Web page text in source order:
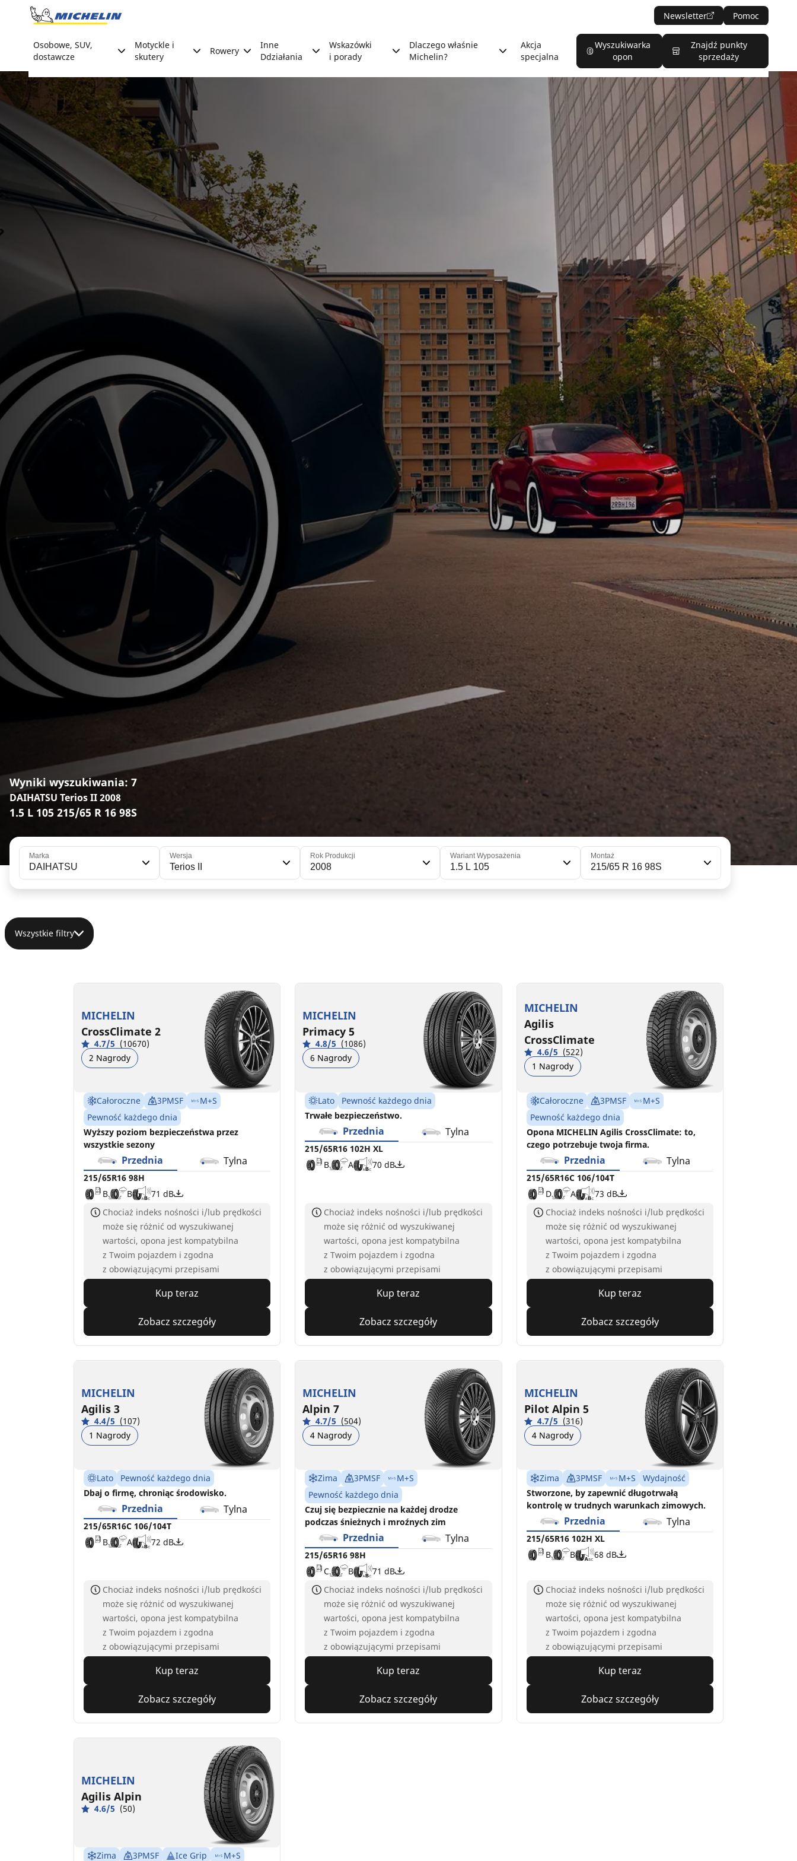
Go to page content
Newsletter Pomoc
Osobowe, SUV,
dostawcze
Motyckle i
skutery
Rowery
Inne
Ddziałania
Wskazówki
i porady
Dlaczego właśnie
Michelin?
Akcja
specjalna
Wyszukiwarka
opon
Znajdź punkty
sprzedaży
Wyniki wyszukiwania: 7
DAIHATSU Terios II 2008
1.5 L 105 215/65 R 16 98S
Marka
DAIHATSU
Wersja
Terios II
Rok Produkcji
2008
Wariant Wyposażenia
1.5 L 105
Montaż
215/65 R 16 98S
Wszystkie filtry
MICHELIN
CrossClimate 2
4.7/5 (10670)
2 Nagrody
Całoroczne 3PMSF
M+S
Pewność każdego dnia
Wyższy poziom bezpieczeństwa przez
wszystkie sezony
Przednia Tylna
215/65R16 98H
B
B 71 dB
Chociaż indeks nośności i/lub prędkości
może się różnić od wyszukiwanej
wartości, opona jest kompatybilna
z Twoim pojazdem i zgodna
z obowiązującymi przepisami
Kup teraz
Zobacz szczegóły
MICHELIN
Primacy 5
4.8/5 (1086)
6 Nagrody
Lato
Pewność każdego dnia
Trwałe bezpieczeństwo.
Przednia Tylna
215/65R16 102H XL
B
A 70 dB
Chociaż indeks nośności i/lub prędkości
może się różnić od wyszukiwanej
wartości, opona jest kompatybilna
z Twoim pojazdem i zgodna
z obowiązującymi przepisami
Kup teraz
Zobacz szczegóły
MICHELIN
Agilis
CrossClimate
4.6/5 (522)
1 Nagrody
Całoroczne 3PMSF
M+S
Pewność każdego dnia
Opona MICHELIN Agilis CrossClimate: to,
czego potrzebuje twoja firma.
Przednia Tylna
215/65R16C 106/104T
D
A 73 dB
D
A
Chociaż indeks nośności i/lub prędkości
może się różnić od wyszukiwanej
wartości, opona jest kompatybilna
z Twoim pojazdem i zgodna
z obowiązującymi przepisami
Kup teraz
Zobacz szczegóły
MICHELIN
Agilis 3
4.4/5 (107)
1 Nagrody
Lato
Pewność każdego dnia
Dbaj o firmę, chroniąc środowisko.
Przednia Tylna
215/65R16C 106/104T
B
A 72 dB
Chociaż indeks nośności i/lub prędkości
może się różnić od wyszukiwanej
wartości, opona jest kompatybilna
z Twoim pojazdem i zgodna
z obowiązującymi przepisami
Kup teraz
Zobacz szczegóły
MICHELIN
Alpin 7
4.7/5 (504)
4 Nagrody
Zima 3PMSF
M+S
Pewność każdego dnia
Czuj się bezpiecznie na każdej drodze
podczas śnieżnych i mroźnych zim
Przednia Tylna
215/65R16 98H
C
B 71 dB
Chociaż indeks nośności i/lub prędkości
może się różnić od wyszukiwanej
wartości, opona jest kompatybilna
z Twoim pojazdem i zgodna
z obowiązującymi przepisami
Kup teraz
Zobacz szczegóły
MICHELIN
Pilot Alpin 5
4.7/5 (316)
4 Nagrody
Zima 3PMSF M+S
Wydajność
Stworzone, by zapewnić długotrwałą
kontrolę w trudnych warunkach zimowych.
Przednia Tylna
215/65R16 102H XL
B
B 68 dB
B
B
Chociaż indeks nośności i/lub prędkości
może się różnić od wyszukiwanej
wartości, opona jest kompatybilna
z Twoim pojazdem i zgodna
z obowiązującymi przepisami
Kup teraz
Zobacz szczegóły
MICHELIN
Agilis Alpin
4.6/5 (50)
Zima 3PMSF Ice Grip
M+S